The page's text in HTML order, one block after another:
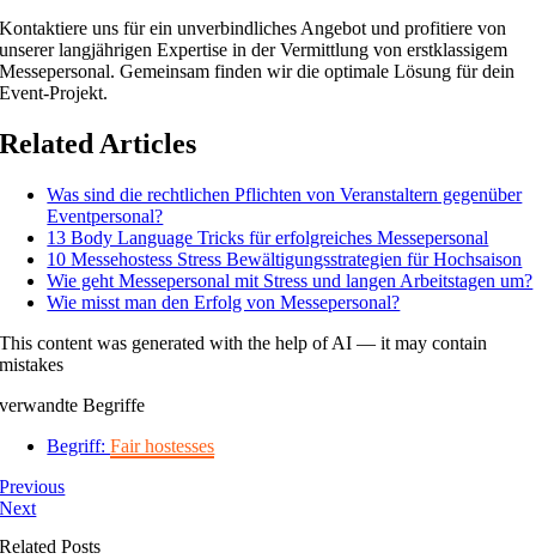
Kontaktiere uns für ein unverbindliches Angebot und profitiere von
unserer langjährigen Expertise in der Vermittlung von erstklassigem
Messepersonal. Gemeinsam finden wir die optimale Lösung für dein
Event-Projekt.
Related Articles
Was sind die rechtlichen Pflichten von Veranstaltern gegenüber
Eventpersonal?
13 Body Language Tricks für erfolgreiches Messepersonal
10 Messehostess Stress Bewältigungsstrategien für Hochsaison
Wie geht Messepersonal mit Stress und langen Arbeitstagen um?
Wie misst man den Erfolg von Messepersonal?
This content was generated with the help of AI — it may contain
mistakes
verwandte Begriffe
Begriff:Fair hostesses
Previous
Next
Related Posts